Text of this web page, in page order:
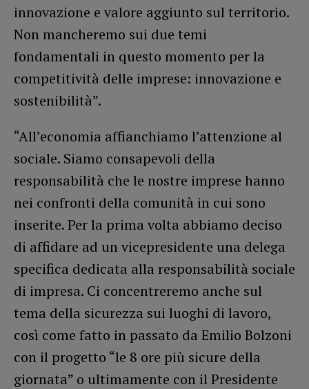
innovazione e valore aggiunto sul territorio.
Non mancheremo sui due temi
fondamentali in questo momento per la
competitività delle imprese: innovazione e
sostenibilità”.
“All’economia affianchiamo l’attenzione al
sociale. Siamo consapevoli della
responsabilità che le nostre imprese hanno
nei confronti della comunità in cui sono
inserite. Per la prima volta abbiamo deciso
di affidare ad un vicepresidente una delega
specifica dedicata alla responsabilità sociale
di impresa. Ci concentreremo anche sul
tema della sicurezza sui luoghi di lavoro,
così come fatto in passato da Emilio Bolzoni
con il progetto “le 8 ore più sicure della
giornata” o ultimamente con il Presidente